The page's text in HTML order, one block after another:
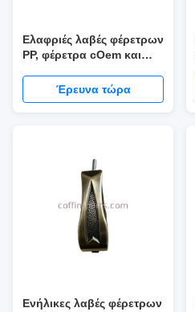
Ελαφριές λαβές φέρετρων
PP, φέρετρα cOem και
Έρευνα τώρα
Ενήλικες λαβές φέρετρων